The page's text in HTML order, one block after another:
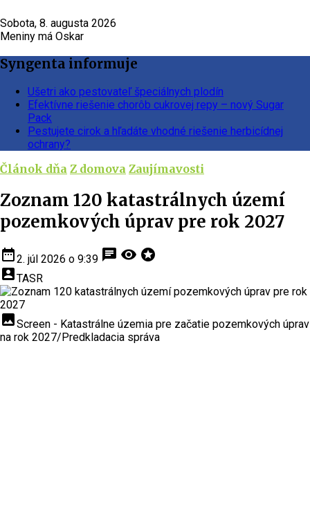
Sobota, 8. augusta 2026
Meniny má Oskar
Syngenta informuje
Ušetri ako pestovateľ špeciálnych plodín
Efektívne riešenie chorôb cukrovej repy – nový Sugar
Pack
Pestujete cirok a hľadáte vhodné riešenie herbicídnej
ochrany?
Článok dňa Z domova Zaujímavosti
Zoznam 120 katastrálnych území
pozemkových úprav pre rok 2027
date_range2. júl 2026 o 9:39 chat visibility stars
account_boxTASR
insert_photoScreen - Katastrálne územia pre začatie pozemkových úprav
na rok 2027/Predkladacia správa